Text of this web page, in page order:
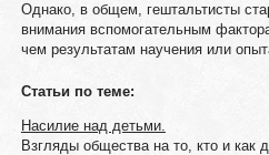
Однако, в общем, гештальтисты
внимания вспомогательным
чем результатам научения или
Статьи по теме:
Насилие над детьми.
Взгляды общества на то, кто и как